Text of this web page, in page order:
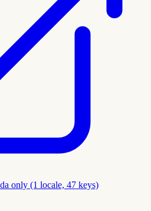
da only (1 locale, 47 keys)